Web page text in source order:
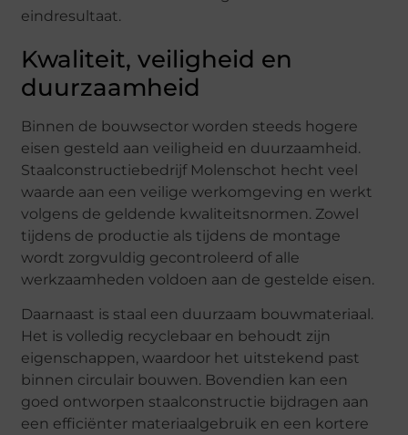
eindresultaat.
Kwaliteit, veiligheid en
duurzaamheid
Binnen de bouwsector worden steeds hogere
eisen gesteld aan veiligheid en duurzaamheid.
Staalconstructiebedrijf Molenschot hecht veel
waarde aan een veilige werkomgeving en werkt
volgens de geldende kwaliteitsnormen. Zowel
tijdens de productie als tijdens de montage
wordt zorgvuldig gecontroleerd of alle
werkzaamheden voldoen aan de gestelde eisen.
Daarnaast is staal een duurzaam bouwmateriaal.
Het is volledig recyclebaar en behoudt zijn
eigenschappen, waardoor het uitstekend past
binnen circulair bouwen. Bovendien kan een
goed ontworpen staalconstructie bijdragen aan
een efficiënter materiaalgebruik en een kortere